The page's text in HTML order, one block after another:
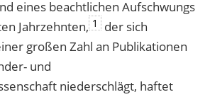
eines beachtlichen Aufschwungs
Jahrzehnten, 1
der sich
großen Zahl an Publikationen
und
niederschlägt, haftet